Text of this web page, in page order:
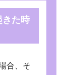
た時
合、そ